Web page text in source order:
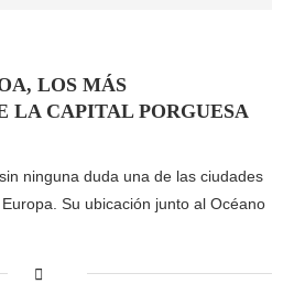
LOS MÁS
LA CAPITAL PORGUESA
ninguna duda una de las ciudades
Su ubicación junto al Océano